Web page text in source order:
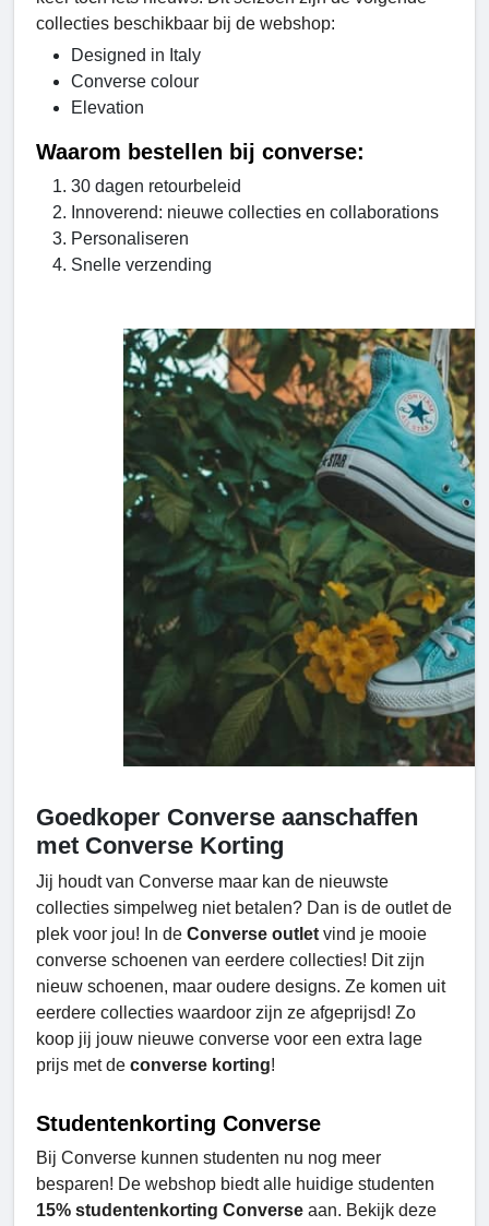
collecties beschikbaar bij de webshop:
Designed in Italy
Converse colour
Elevation
Waarom bestellen bij converse:
30 dagen retourbeleid
Innoverend: nieuwe collecties en collaborations
Personaliseren
Snelle verzending
Goedkoper Converse aanschaffen
met Converse Korting
Jij houdt van Converse maar kan de nieuwste
collecties simpelweg niet betalen? Dan is de outlet de
plek voor jou! In de Converse outlet vind je mooie
converse schoenen van eerdere collecties! Dit zijn
nieuw schoenen, maar oudere designs. Ze komen uit
eerdere collecties waardoor zijn ze afgeprijsd! Zo
koop jij jouw nieuwe converse voor een extra lage
prijs met de converse korting!
Studentenkorting Converse
Bij Converse kunnen studenten nu nog meer
besparen! De webshop biedt alle huidige studenten
15% studentenkorting Converse aan. Bekijk deze